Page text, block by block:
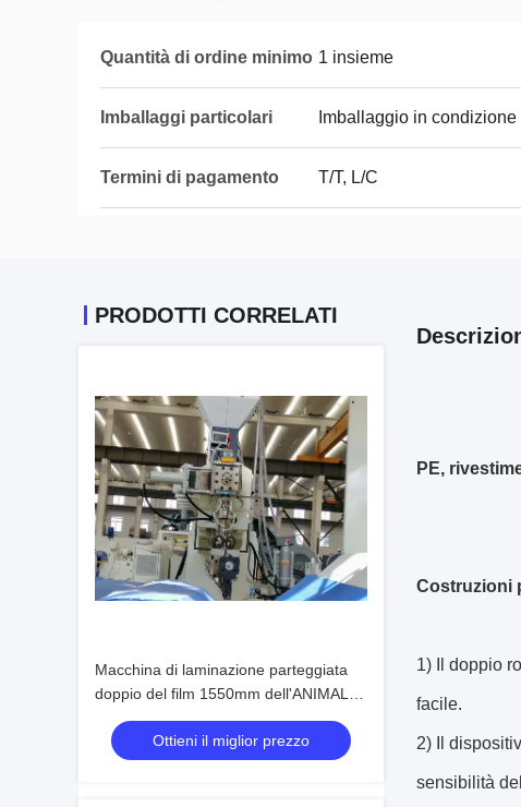
Quantità di ordine minimo 1 insieme
Imballaggi particolari Imballaggio in
Termini di pagamento T/T, L/C
PRODOTTI CORRELATI
Macchina di laminazione parteggiata
doppio del film 1550mm dell'ANIMALE
DOMESTICO di EVA Coating del PE
Ottieni il miglior prezzo
PE,
Costruzioni
1) Il doppio
facile.
2) Il
sensibilità